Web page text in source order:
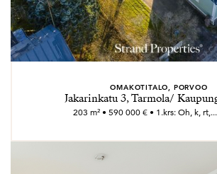
OMAKOTITALO, PORVOO
Jakarinkatu 3, Tarmola/
203 m² • 590 000 € • 1.krs: Oh, k,